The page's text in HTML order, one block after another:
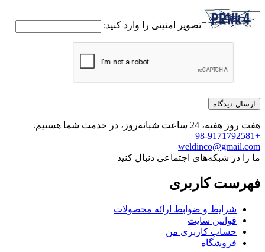
تصویر امنیتی را وارد کنید:
هفت روز هفته، 24 ساعت شبانه‌روز، در خدمت شما هستیم.
+98-9171792581
weldinco@gmail.com
ما را در شبکه‌های اجتماعی دنبال کنید
فهرست کاربری
شرایط و ضوابط ارائه محصولات
قوانین سایت
حساب کاربری من
فروشگاه